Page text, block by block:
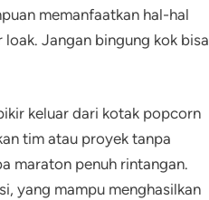
memanfaatkan hal-hal
Jangan bingung kok bisa
keluar dari kotak popcorn
tim atau proyek tanpa
maraton penuh rintangan.
yang mampu menghasilkan